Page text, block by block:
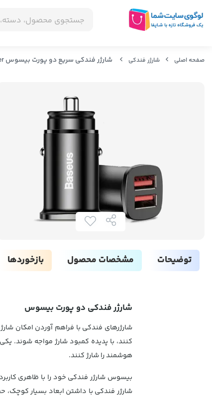
صفحه اصلی شارژر فندکی شارژر فندکی سریع دو پورت بیسوس Baseus BS-C15Q Dual QC3.0 30W Car Charger
توضیحات مشخصات محصول بازخوردها
شارژر فندکی دو پورت بیسوس
شارژرهای فندکی با فراهم آوردن امکان
کنند، با پدیده کمبود شارژ مواجه شوند.
هوشمند را شارژ کنند.
بیسوس شارژر فندکی خود را با ظاهری
شارژر فندکی با داشتن ابعاد بسیار